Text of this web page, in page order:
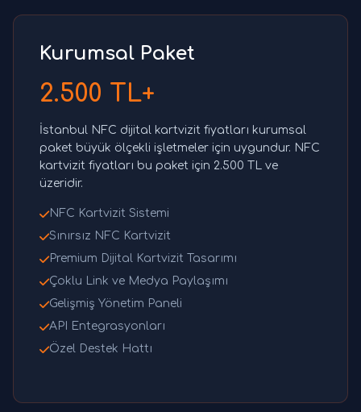
Kurumsal Paket
2.500 TL+
İstanbul NFC dijital kartvizit fiyatları kurumsal
paket büyük ölçekli işletmeler için uygundur. NFC
kartvizit fiyatları bu paket için 2.500 TL ve
üzeridir.
NFC Kartvizit Sistemi
Sınırsız NFC Kartvizit
Premium Dijital Kartvizit Tasarımı
Çoklu Link ve Medya Paylaşımı
Gelişmiş Yönetim Paneli
API Entegrasyonları
Özel Destek Hattı